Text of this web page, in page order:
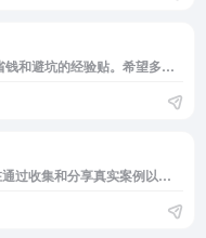
<p> 打破信息茧房的经验网站，包含省钱和避坑的经验贴。希望多一些投稿，让更多有用经验薪火相传！ </p>
<p>诓骗是一个公益性质的网站，旨在通过收集和分享真实案例以及防骗技巧来帮助人们提升识骗防骗的能力。它提供了丰富的反诈信息，包括最新骗局、实用防骗指南、相关法律法规等内容，非常适合想要提升安全意识的用户。这一网站的宗旨是“愿天下无骗”，为用户提供可靠的学习资源，帮助他们避免陷入各种诈骗陷阱。</p><p>详细介绍：</p><p>诓骗致力于构建一个全面的防骗知识平台，通过提供丰富的内容帮助人们提高警惕和自我保护意识。该网站涵盖了多个重要的专栏，内容包括当前社会上常见的骗局、近期新型诈骗风险的曝光、深入的防骗技巧分析，以及针对不同类型诈骗的法律应对指南等。用户可以浏览最新的真实案例，学习如何辨别骗局，获得有关常见诈骗手段的防范建议，还能深入了解相关法律知识以应对可能遇到的纠纷。</p><p>此外，网站在“硬核反诈”栏目中详尽分析了各类骗局的操作手法和识别方法，适合各类人群尤其是易受骗的长者和年轻人学习参考。无论是学习基础的防骗知识，还是想要了解最新的诈骗趋势，这里都可以提供全面的资源支持。通过诓骗 – 小心有骗，用户不仅可以提升自身的防骗能力，也能更好地保护家人和朋友的财产与信息安全。</p><img decoding="async" data-src="//www.40000.net/wp-content/uploads/2024/12/20241215075901-675e8c4511731.webp" src="https://www.40000.net/wp-content/themes/onenav/images/t.png" alt="诓骗">